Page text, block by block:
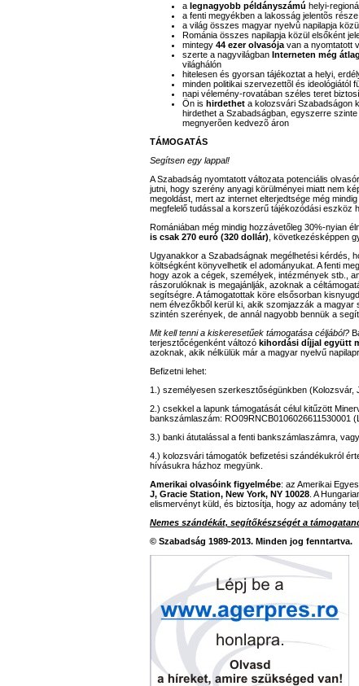
a legnagyobb példányszámú helyi-
a fenti megyékben a lakosság jelentõs
a világ összes magyar nyelvû napilapja
Románia összes napilapja közül elsőként
mintegy 44 ezer olvasója van a nyomtatott
szerte a nagyvilágban Interneten még
világhálón
hitelesen és gyorsan tájékoztat a helyi,
minden politikai szervezettõl és ideológiától
napi vélemény-rovatában széles teret
Ön is hirdethet a kolozsvári Szabadságon
hirdethet a Szabadságban, egyszerre szinte
megnyerõen kedvezõ áron
TÁMOGATÁS
Segítsen egy lappal!
A Szabadság nyomtatott változata potenciális
jutni, hogy szerény anyagi körülményei miatt nem
megoldást, mert az internet elterjedtsége még
megfelelő tudással a korszerű tájékozódási eszköz
Romániában még mindig hozzávetőleg 30%-nyian
is csak 270 euró (320 dollár) , következésképpen
Ugyanakkor a Szabadságnak megélhetési kérdés,
költségként könyvelhetik el adományukat. A fenti
hogy azok a cégek, személyek, intézmények stb.,
rászorulóknak is megajánlják, azoknak a
segítségre. A támogatottak köre elsősorban
nem élvezőkből kerül ki, akik szomjazzák a
szintén szerények, de annál nagyobb bennük a
Mit kell tenni a kiskeresetűek támogatása céljából?
terjesztőcégenként változó kihordási díjjal együtt
azoknak, akik nélkülük már a magyar nyelvű
Befizetni lehet:
1.) személyesen szerkesztőségünkben (Kolozsvár,
2.) csekkel a lapunk támogatását célul kitűzött
bankszámlaszám: RO09RNCB0106026611530001
3.) banki átutalással a fenti bankszámlaszámra, vagy
4.) kolozsvári támogatók befizetési szándékukról
hívásukra házhoz megyünk.
Amerikai olvasóink figyelmébe: az Amerikai
J, Gracie Station, New York, NY 10028 . A
elismervényt küld, és biztosítja, hogy az adomány
Nemes szándékát, segítőkészségét a
© Szabadság 1989-2013. Minden jog fenntartva.